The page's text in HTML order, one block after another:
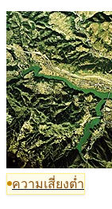
ความเสี่ยงต่ำ